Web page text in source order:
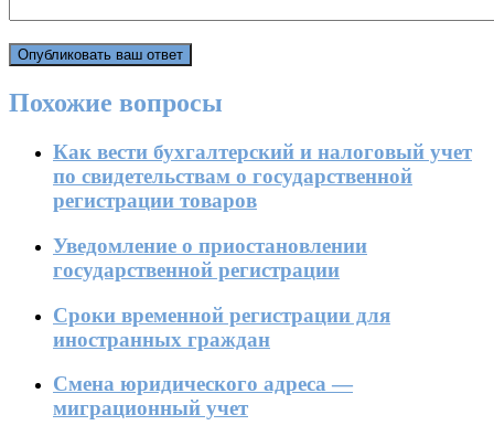
Похожие вопросы
Как вести бухгалтерский и налоговый учет
по свидетельствам о государственной
регистрации товаров
Уведомление о приостановлении
государственной регистрации
Сроки временной регистрации для
иностранных граждан
Смена юридического адреса —
миграционный учет